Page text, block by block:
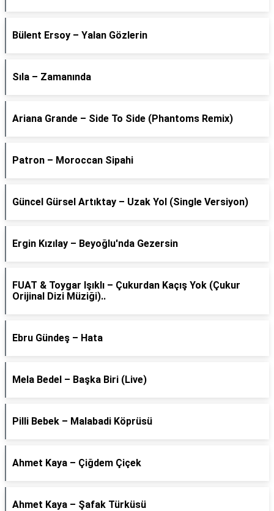
Bülent Ersoy – Yalan Gözlerin
Sıla – Zamanında
Ariana Grande – Side To Side (Phantoms Remix)
Patron – Moroccan Sipahi
Güncel Gürsel Artıktay – Uzak Yol (Single Versiyon)
Ergin Kızılay – Beyoğlu'nda Gezersin
FUAT & Toygar Işıklı – Çukurdan Kaçış Yok (Çukur
Orijinal Dizi Müziği)..
Ebru Gündeş – Hata
Mela Bedel – Başka Biri (Live)
Pilli Bebek – Malabadi Köprüsü
Ahmet Kaya – Çiğdem Çiçek
Ahmet Kaya – Şafak Türküsü